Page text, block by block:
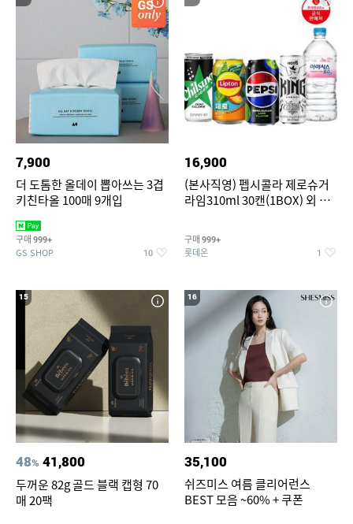
7,900
더 도톰한 올데이 뽑아쓰는 3겹
키친타올 100매 9개입
구매 999+
GS SHOP 10
16,900
(본사직영) 펩시콜라 제로슈거
라임310ml 30캔(1BOX) 외 롯
구매 999+
롯데온 1
15
48% 41,800
두꺼운 82g 골드 블랙 캡형 70
매 20팩
16
35,100
쉬즈미스 여름 클리어런스
BEST 모음 ~60% + 쿠폰